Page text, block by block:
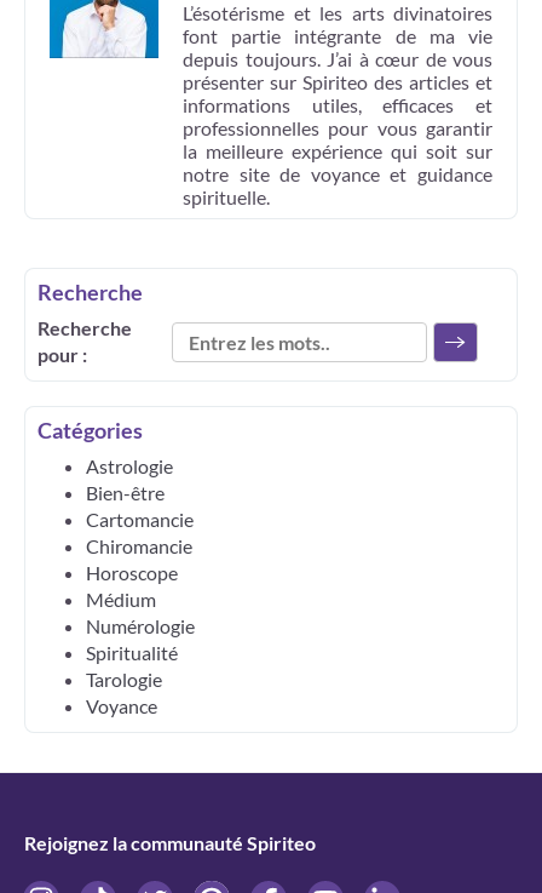
L’ésotérisme et les arts divinatoires
font partie intégrante de ma vie
depuis toujours. J’ai à cœur de vous
présenter sur Spiriteo des articles et
informations utiles, efficaces et
professionnelles pour vous garantir
la meilleure expérience qui soit sur
notre site de voyance et guidance
spirituelle.
Recherche
Recherche
pour :
Catégories
Astrologie
Bien-être
Cartomancie
Chiromancie
Horoscope
Médium
Numérologie
Spiritualité
Tarologie
Voyance
Rejoignez la communauté Spiriteo